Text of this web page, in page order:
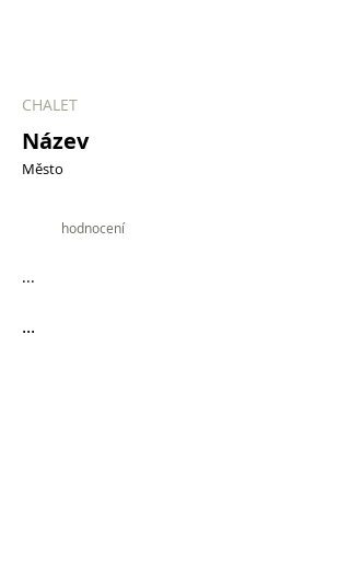
CHALET
Název
Město
hodnocení
...
...